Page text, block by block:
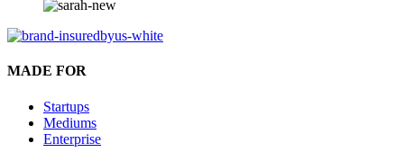
MADE FOR
Startups
Mediums
Enterprise